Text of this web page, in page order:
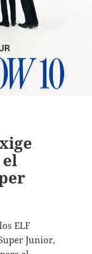
ELF
Junior,